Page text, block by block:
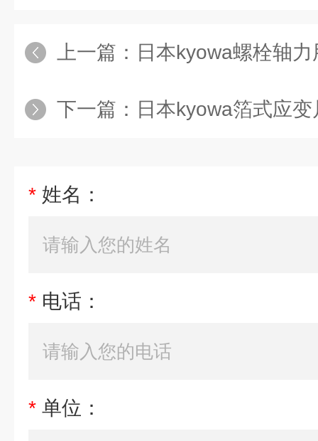
上一篇： 日本kyowa螺栓轴力用
下一篇： 日本kyowa箔式应
* 姓名：
* 电话：
* 单位：